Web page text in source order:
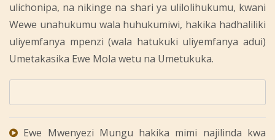
ulichonipa, na nikinge na shari ya ulilolihukumu, kwani
Wewe unahukumu wala huhukumiwi, hakika hadhaliliki
uliyemfanya mpenzi (wala hatukuki uliyemfanya adui)
Umetakasika Ewe Mola wetu na Umetukuka.
Ewe Mwenyezi Mungu hakika mimi najilinda kwa